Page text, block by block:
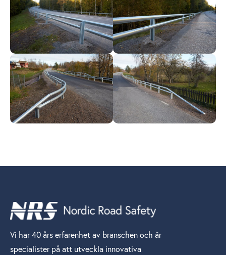
Vi har 40 års erfarenhet av branschen och är
specialister på att utveckla innovativa